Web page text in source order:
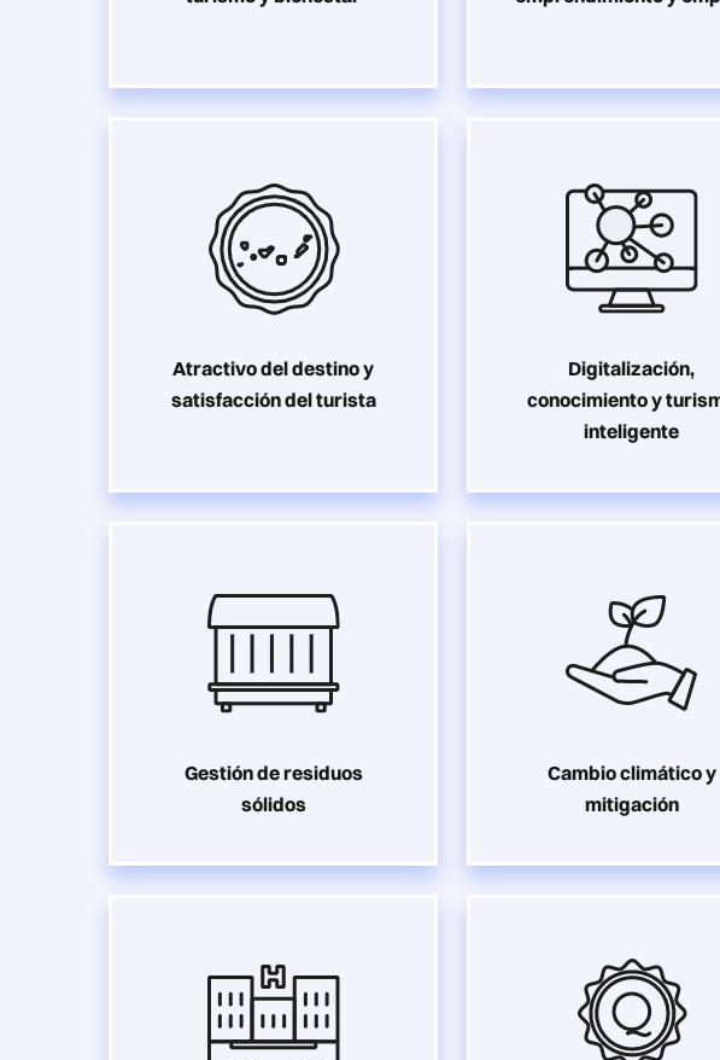
Atractivo del destino y
satisfacción del turista
Digitalización,
conocimiento y
inteligente
Gestión de residuos
sólidos
Cambio climático y
mitigación